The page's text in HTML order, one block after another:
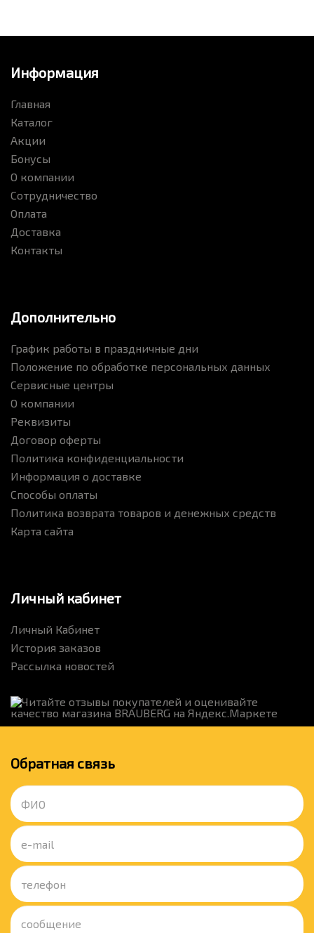
Информация
Главная
Каталог
Акции
Бонусы
О компании
Сотрудничество
Оплата
Доставка
Контакты
Дополнительно
График работы в праздничные дни
Положение по обработке персональных данных
Сервисные центры
О компании
Реквизиты
Договор оферты
Политика конфиденциальности
Информация о доставке
Способы оплаты
Политика возврата товаров и денежных средств
Карта сайта
Личный кабинет
Личный Кабинет
История заказов
Рассылка новостей
Обратная связь